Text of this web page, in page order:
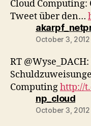
Cloud
Tweet über den…
October 3,
RT
Computinghttp://
np_cloud
October 3,